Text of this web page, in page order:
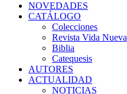
NOVEDADES
CATÁLOGO
Colecciones
Revista Vida Nueva
Biblia
Catequesis
AUTORES
ACTUALIDAD
NOTICIAS